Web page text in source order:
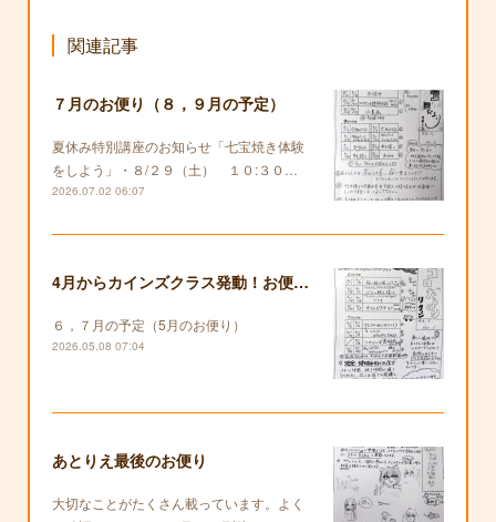
関連記事
７月のお便り（８，９月の予定）
夏休み特別講座のお知らせ「七宝焼き体験
をしよう」・８/２９（土） １０:３０…
2026.07.02 06:07
4月からカインズクラス発動！お便りも復活します！
６，７月の予定（5月のお便り）
2026.05.08 07:04
あとりえ最後のお便り
大切なことがたくさん載っています。よく